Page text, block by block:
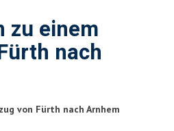
zu einem
nach
von Fürth nach Arnhem